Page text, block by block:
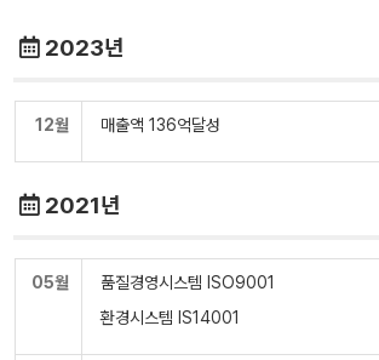
2023년
12월 매출액 136억달성
2021년
05월
품질경영시스템 ISO9001
환경시스템 IS14001